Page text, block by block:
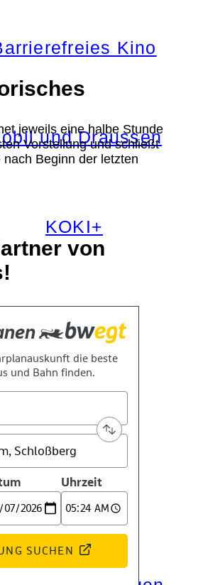
Kino
und Draussen
KOKI+
Das Team
jeweils eine halbe Stunde
Vorstellung und schließt
Beginn der letzten
von